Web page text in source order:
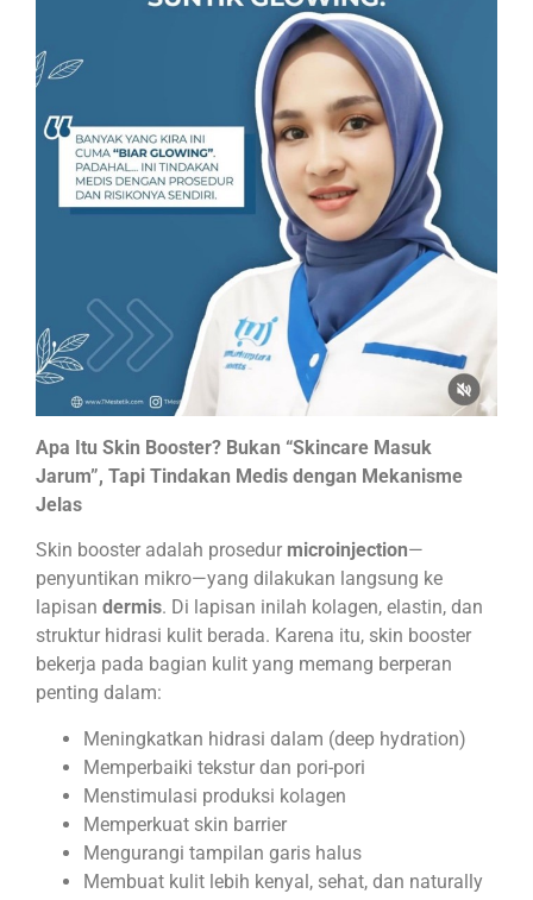
Apa Itu Skin Booster? Bukan “Skincare Masuk
Jarum”, Tapi Tindakan Medis dengan Mekanisme
Jelas
Skin booster adalah prosedur microinjection—
penyuntikan mikro—yang dilakukan langsung ke
lapisan dermis. Di lapisan inilah kolagen, elastin, dan
struktur hidrasi kulit berada. Karena itu, skin booster
bekerja pada bagian kulit yang memang berperan
penting dalam:
Meningkatkan hidrasi dalam (deep hydration)
Memperbaiki tekstur dan pori-pori
Menstimulasi produksi kolagen
Memperkuat skin barrier
Mengurangi tampilan garis halus
Membuat kulit lebih kenyal, sehat, dan naturally